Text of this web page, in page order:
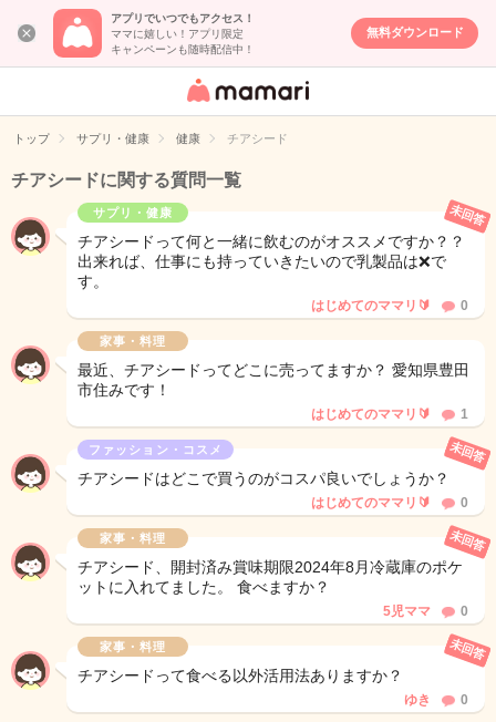
アプリでいつでもアクセス！
ママに嬉しい！アプリ限定
キャンペーンも随時配信中！
無料ダウンロード
女性専用匿名QA
イト
トップ サプリ・健康 健康 チアシード
チアシードに関する質問一覧
サプリ・健康
チアシードって何と一緒に飲むのがオススメですか？？
出来れば、仕事にも持っていきたいので乳製品は❌で
す。
未回答
はじめてのママリ🔰 0
家事・料理
最近、チアシードってどこに売ってますか？ 愛知県豊田
市住みです！
はじめてのママリ🔰 1
ファッション・コスメ
チアシードはどこで買うのがコスパ良いでしょうか？
未回答
はじめてのママリ🔰 0
家事・料理
チアシード、開封済み賞味期限2024年8月冷蔵庫のポケ
ットに入れてました。 食べますか？
未回答
5児ママ 0
家事・料理
チアシードって食べる以外活用法ありますか？
未回答
ゆき 0